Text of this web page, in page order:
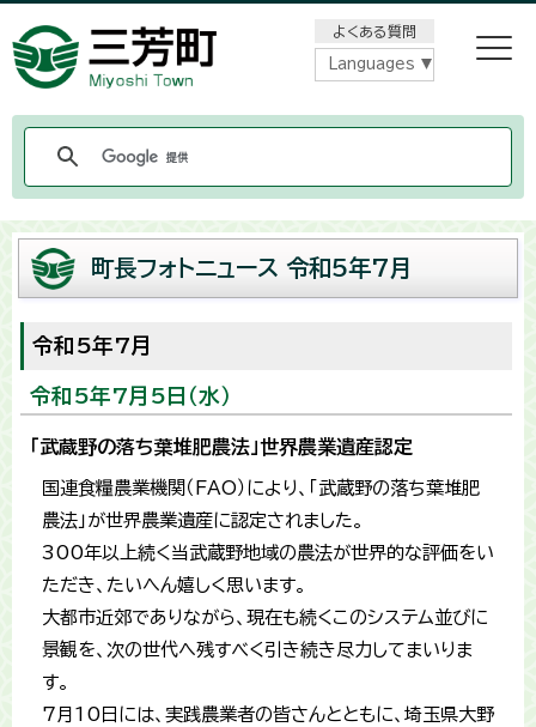
よくある質問
Languages
町長フォトニュース 令和5年7月
令和5年7月
令和5年7月5日（水）
「武蔵野の落ち葉堆肥農法」世界農業遺産認定
国連食糧農業機関（FAO）により、「武蔵野の落ち葉堆肥
農法」が世界農業遺産に認定されました。
300年以上続く当武蔵野地域の農法が世界的な評価をい
ただき、たいへん嬉しく思います。
大都市近郊でありながら、現在も続くこのシステム並びに
景観を、次の世代へ残すべく引き続き尽力してまいりま
す。
7月10日には、実践農業者の皆さんとともに、埼玉県大野